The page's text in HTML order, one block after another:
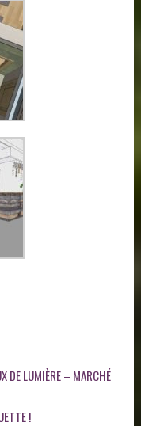
DE LUMIÈRE – MARCHÉ
!